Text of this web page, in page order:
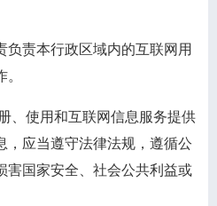
负责本行政区域内的互联网用
、使用和互联网信息服务提供
，应当遵守法律法规，遵循公
害国家安全、社会公共利益或